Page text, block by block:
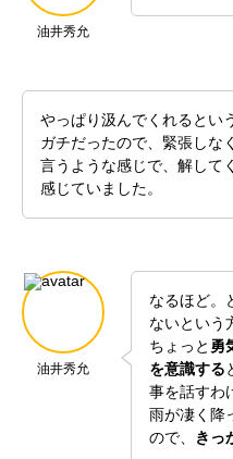
油井秀允
やっぱり汲んでくれるとい
ガチだったので、緊張しな
言うような感じで、解して
感じていました。
油井秀允
なるほど。
ないという
ちょっと 勇
を意識する
事を話すわ
雨が凄く降
ので、
きっ